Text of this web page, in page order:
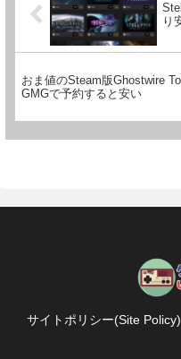
り
おま値のSteam版Ghostwire
GMGで予約すると安い
サイトポリシー(Site Policy)